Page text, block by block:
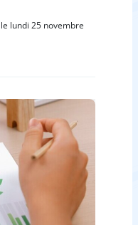
lundi 25 novembre